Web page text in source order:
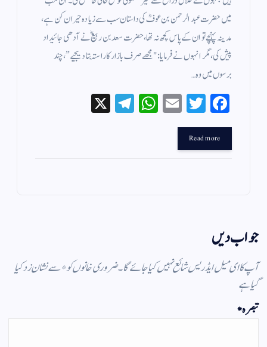
میں حضرت عبدالرحمن بن عوفؓ کی داستان سب سے زیادہ حیران کن ہے،
مدینہ پہنچے تو ان کے پاس کچھ نہ تھا، حضرت سعد بن ربیعؓ نے آدھی جائیداد
پیش کی، مگر انہوں نے فرمایا: "مجھے صرف بازار کا راستہ بتا دیجیے”، چند
برسوں میں وہ…
Fa
ce
bo
ok
T
wi
r
E
m
W
ha
Te
le
Read more
جواب دیں
آپ کا ای میل ایڈریس شائع نہیں کیا جائے گا۔ضروری خانوں کو*سے نشان زد کیا
گیا ہے
تبصرہ*